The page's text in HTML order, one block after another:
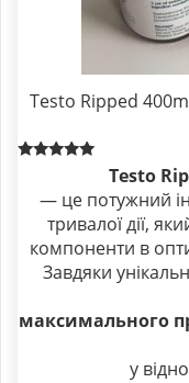
Testo Ripped
out of 5
Testo
— це потужний
тривалої дії,
компоненти в
Завдяки
максимального
у